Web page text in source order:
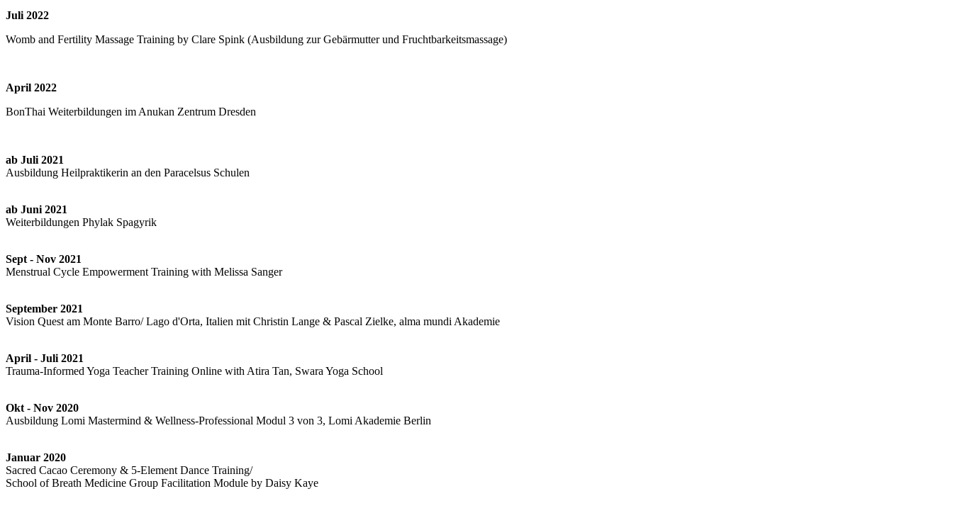
Juli 2022
Womb and Fertility Massage Training by Clare Spink (Ausbildung zur Gebärmutter und Fruchtbarkeitsmassage)
April 2022
BonThai Weiterbildungen im Anukan Zentrum Dresden
ab Juli 2021
Ausbildung Heilpraktikerin an den Paracelsus Schulen
ab Juni 2021
Weiterbildungen Phylak Spagyrik
Sept - Nov 2021
Menstrual Cycle Empowerment Training with Melissa Sanger
September 2021
Vision Quest am Monte Barro/ Lago d'Orta, Italien mit Christin Lange & Pascal Zielke, alma mundi Akademie
April - Juli 2021
Trauma-Informed Yoga Teacher Training Online with Atira Tan, Swara Yoga School
Okt - Nov 2020
Ausbildung Lomi Mastermind & Wellness-Professional Modul 3 von 3, Lomi Akademie Berlin
Januar 2020
Sacred Cacao Ceremony & 5-Element Dance Training/
School of Breath Medicine Group Facilitation Module by Daisy Kaye